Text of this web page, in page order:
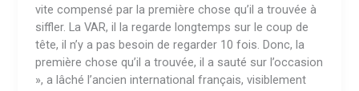
vite compensé par la première chose qu’il a trouvée à
siffler. La VAR, il la regarde longtemps sur le coup de
tête, il n’y a pas besoin de regarder 10 fois. Donc, la
première chose qu’il a trouvée, il a sauté sur l’occasion
», a lâché l’ancien international français, visiblement